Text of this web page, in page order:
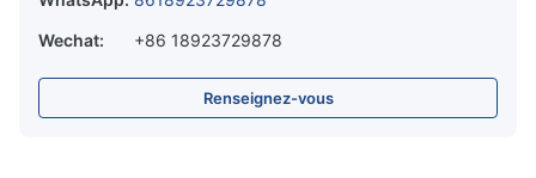
Wechat:
+86 18923729878
Renseignez-vous